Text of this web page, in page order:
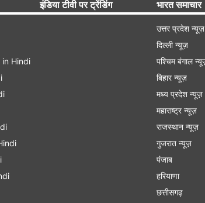
in Hindi
इंडिया टीवी पर ट्रेंडिंग भारत समाचार
उत्तर प्रदेश न्यूज़
दिल्ली न्यूज़
पश्चिम बंगाल
बिहार न्यूज़
मध्य प्रदेश न्यूज़
महाराष्ट्र न्यूज़
राजस्थान न्यूज़
गुजरात न्यूज़
पंजाब
हरियाणा
छत्तीसगढ़